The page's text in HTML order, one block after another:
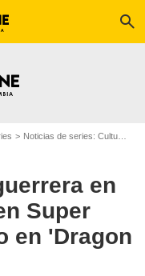
search
Noticias de series: Cultura Series
en
Super
en 'Dragon